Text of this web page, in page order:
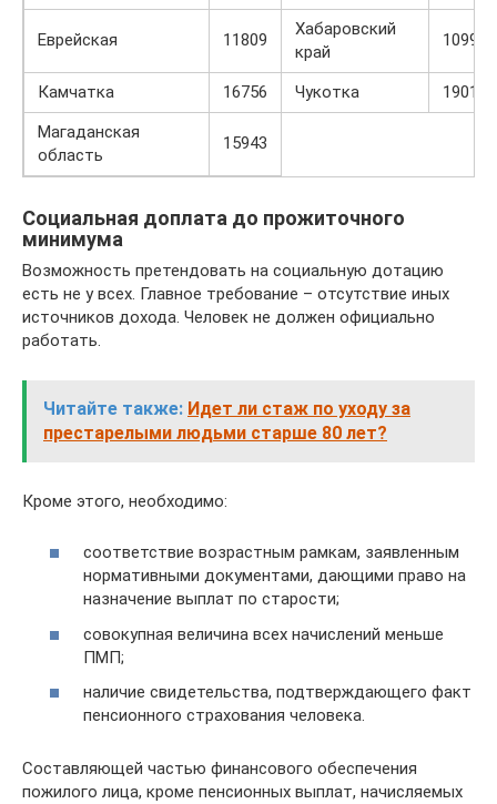
Еврейская 11809
Хабаровский
край
10999
Камчатка 16756 Чукотка
19010
Магаданская
область
15943
Социальная доплата до прожиточного
минимума
Возможность претендовать на социальную дотацию
есть не у всех. Главное требование – отсутствие иных
источников дохода. Человек не должен официально
работать.
Читайте также: Идет ли стаж по уходу за
престарелыми людьми старше 80 лет?
Кроме этого, необходимо:
соответствие возрастным рамкам, заявленным
нормативными документами, дающими право на
назначение выплат по старости;
совокупная величина всех начислений меньше
ПМП;
наличие свидетельства, подтверждающего факт
пенсионного страхования человека.
Составляющей частью финансового обеспечения
пожилого лица, кроме пенсионных выплат, начисляемых